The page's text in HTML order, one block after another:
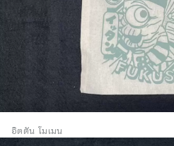
อิตตัน โมเมน